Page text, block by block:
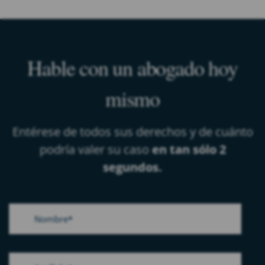
Hable con un abogado hoy
mismo
Entérese de todos sus derechos y de cuánto
podría valer su casoen tan sólo 2
segundos.